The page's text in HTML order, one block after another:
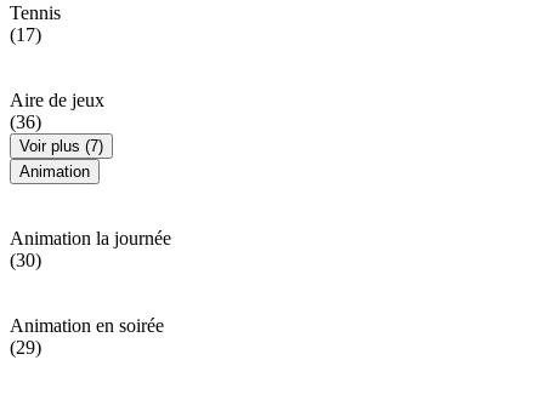
Tennis
(17)
Aire de jeux
(36)
Voir plus (7)
Animation
Animation la journée
(30)
Animation en soirée
(29)